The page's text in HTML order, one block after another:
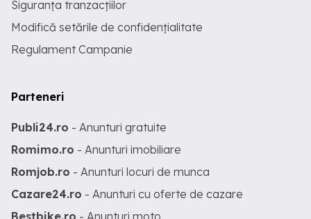
Siguranța tranzacțiilor
Modifică setările de confidențialitate
Regulament Campanie
Parteneri
Publi24.ro - Anunturi gratuite
Romimo.ro - Anunturi imobiliare
Romjob.ro - Anunturi locuri de munca
Cazare24.ro - Anunturi cu oferte de cazare
Bestbike.ro - Anunturi moto